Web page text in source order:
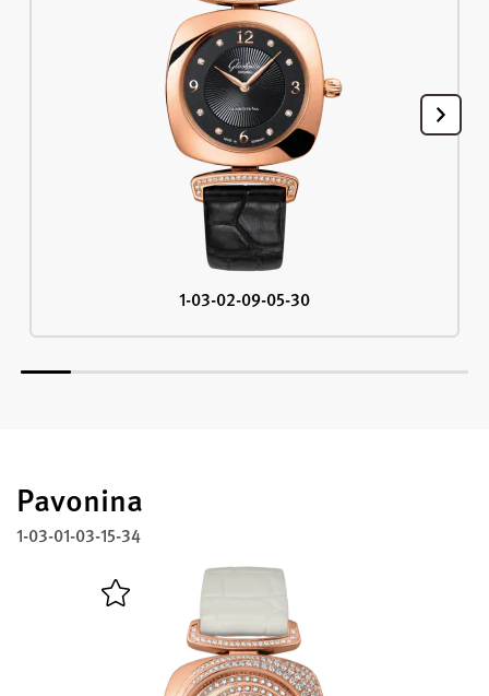
English Deutsch
Chiudi il menu
1-03-02-09-05-30
Pavonina
1-03-01-03-15-34